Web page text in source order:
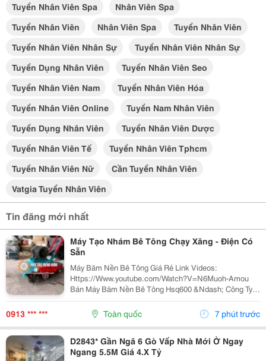
Tuyển Nhân Viên Spa
Nhân Viên Spa
Tuyển Nhân Viên
Nhân Viên Spa
Tuyển Nhân Viên
Tuyển Nhân Viên Nhân Sự
Tuyển Nhân Viên Nhân Sự
Tuyển Dụng Nhân Viên
Tuyển Nhân Viên Seo
Tuyển Nhân Viên Nam
Tuyển Nhân Viên Hóa
Tuyển Nhân Viên Online
Tuyển Nam Nhân Viên
Tuyển Dụng Nhân Viên
Tuyển Nhân Viên Dược
Tuyển Nhân Viên Tế
Tuyển Nhân Viên Tphcm
Tuyển Nhân Viên Nữ
Cần Tuyển Nhân Viên
Vatgia Tuyển Nhân Viên
Tin đăng mới nhất
Máy Tạo Nhám Bê Tông Chạy Xăng - Điện Có
Sẵn
Máy Băm Nền Bê Tông Giá Rẻ Link Videos:
Https://Www.youtube.com/Watch?V=N6Muoh-Amou
Bán Máy Băm Nền Bê Tông Hsq600 &Ndash; Công Ty
Tnhh Thương Mại Và Xây Dựng Toto Việt Nam Giới
Thiệu Và Báo Giá Các Thiết Bị Máy Băm Nền Bê Tông
Cho Các Công...
0913 *** *** Toàn quốc 7 phút trước
D2843* Gần Ngã 6 Gò Vấp Nhà Mới Ở Ngay
Ngang 5.5M Giá 4.X Tỷ